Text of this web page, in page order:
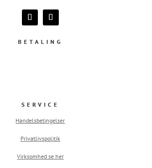
BETALING
SERVICE
Handelsbetingelser
Privatlivspolitik
Virksomhed se her